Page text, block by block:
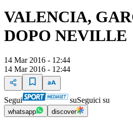
VALENCIA,
DOPO NEVILLE
14 Mar 2016 - 12:44
14 Mar 2016 - 12:44
Segui suSeguici su
whatsapp discover